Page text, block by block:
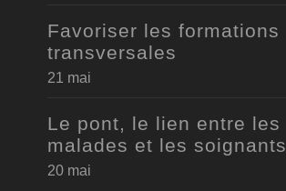
Favoriser les formations
transversales
21 mai
Le pont, le lien entre les
malades et les soignants,
20 mai